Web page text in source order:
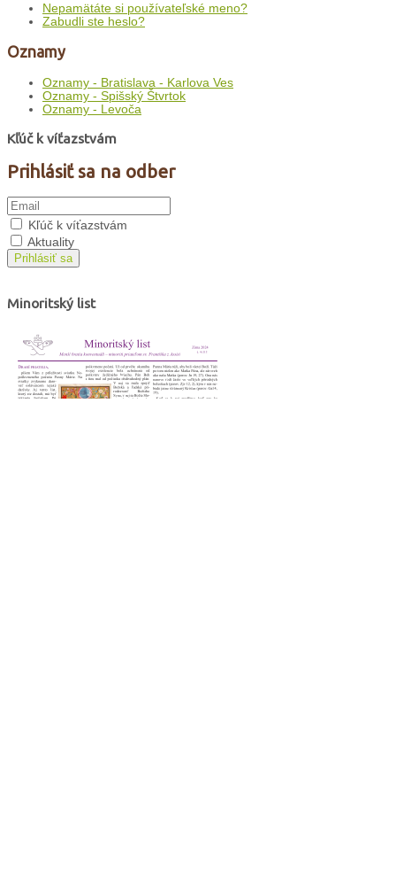
Nepamätáte si používateľské meno?
Zabudli ste heslo?
Oznamy
Oznamy - Bratislava - Karlova Ves
Oznamy - Spišský Štvrtok
Oznamy - Levoča
Kľúč k víťazstvám
Prihlásiť sa na odber
Kľúč k víťazstvám
Aktuality
Prihlásiť sa
Minoritský list